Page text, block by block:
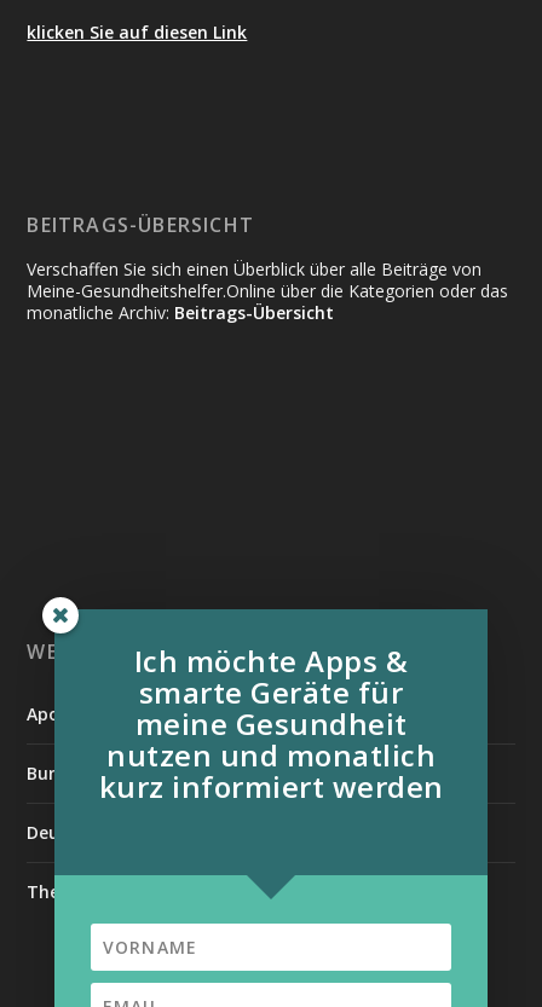
klicken Sie auf diesen Link
BEITRAGS-ÜBERSICHT
Verschaffen Sie sich einen Überblick über alle Beiträge von
Meine-Gesundheitshelfer.Online über die Kategorien oder das
monatliche Archiv: Beitrags-Übersicht
WEITERE INFORMATIONSQUELLEN:
Apotheken Umschau
Bundesverband der Organtransplantierten e.V.
Deutsche Stiftung für chronisch Kranke
The Medical Futurist
Ich möchte Apps &
smarte Geräte für
meine Gesundheit
nutzen und monatlich
kurz informiert werden